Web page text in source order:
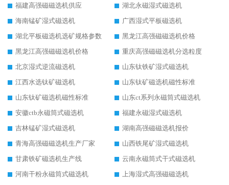
福建高强磁磁选机供应
湖北永磁湿式磁选机
海南锰矿湿式磁选机
广西湿式平板磁选机
湖北平板磁选机选矿规格参数
黑龙江高强磁磁选机价格
黑龙江高强磁磁选机价格
重庆高强磁磁选机分选粒度
北京湿式逆流磁选机
山东钛铁矿湿式磁选机
江西水选钛矿磁选机
山东钛矿磁选机磁性标准
山东钛矿磁选机磁性标准
山东ct系列永磁筒式磁选机
安徽ctb永磁筒式磁选机
福建永磁湿式磁选机
吉林锰矿湿式磁选机
湖南高强磁磁选机报价
青海高强磁磁选机生产厂家
山西铁尾矿湿式磁选机
甘肃铁矿磁选机生产线
云南永磁筒式干式磁选机
河南干粉永磁筒式磁选机
上海湿式高强磁磁选机